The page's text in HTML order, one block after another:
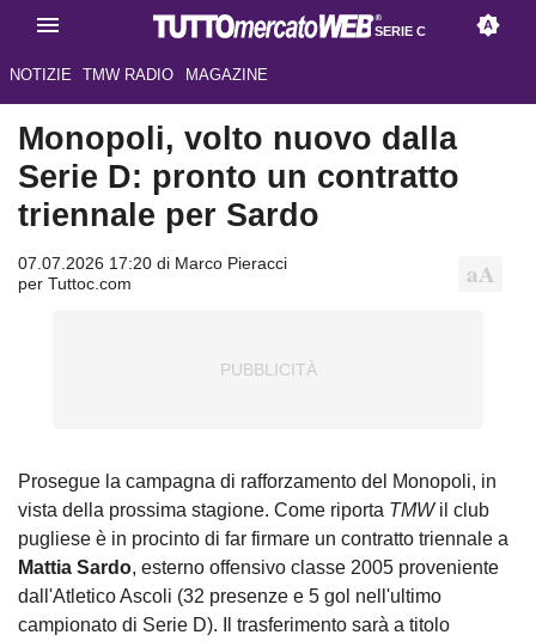
SERIE C
NOTIZIE TMW RADIO MAGAZINE
Monopoli, volto nuovo dalla
Serie D: pronto un contratto
triennale per Sardo
07.07.2026 17:20 di Marco Pieracci
per Tuttoc.com
Prosegue la campagna di rafforzamento del Monopoli, in
vista della prossima stagione. Come riporta TMWil club
pugliese è in procinto di far firmare un contratto triennale a
Mattia Sardo, esterno offensivo classe 2005 proveniente
dall'Atletico Ascoli (32 presenze e 5 gol nell'ultimo
campionato di Serie D). Il trasferimento sarà a titolo